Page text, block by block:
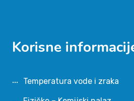
Korisne
Temperatura vode i zraka